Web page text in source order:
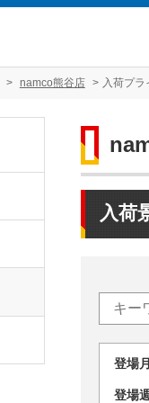
namco熊谷店 入荷プラ
入荷
登
登